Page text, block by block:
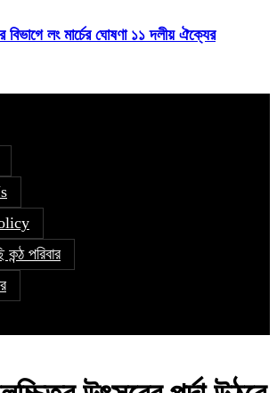
বিভাগে লং মার্চের ঘোষণা ১১ দলীয় ঐক্যের
কন্ঠ পরিবার